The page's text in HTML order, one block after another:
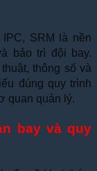
SRM là nền
bảo trì đội bay.
thông số và
đúng quy trình
quan quản lý.
bay và quy